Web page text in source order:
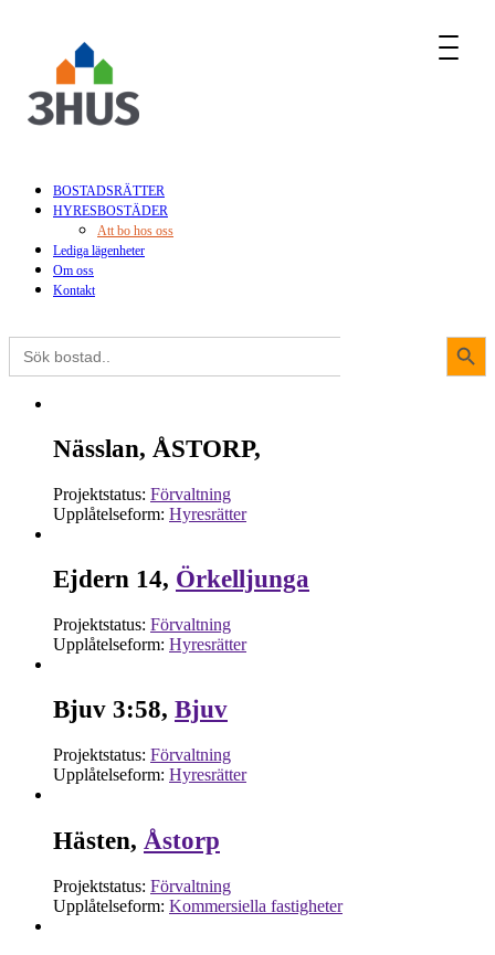
BOSTADSRÄTTER
HYRESBOSTÄDER
Att bo hos oss
Lediga lägenheter
Om oss
Kontakt
Sök
efter:
Nässlan, ÅSTORP,
Projektstatus: Förvaltning
Upplåtelseform: Hyresrätter
Ejdern 14, Örkelljunga
Projektstatus: Förvaltning
Upplåtelseform: Hyresrätter
Bjuv 3:58, Bjuv
Projektstatus: Förvaltning
Upplåtelseform: Hyresrätter
Hästen, Åstorp
Projektstatus: Förvaltning
Upplåtelseform: Kommersiella fastigheter